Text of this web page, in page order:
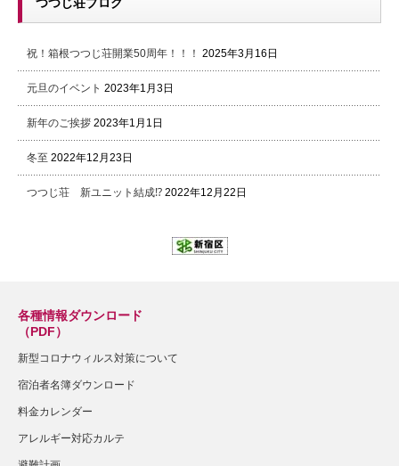
祝！箱根つつじ荘開業50周年！！！ 2025年3月16日
元旦のイベント 2023年1月3日
新年のご挨拶 2023年1月1日
冬至 2022年12月23日
つつじ荘 新ユニット結成⁉ 2022年12月22日
各種情報ダウンロード
（PDF）
新型コロナウィルス対策について
宿泊者名簿ダウンロード
料金カレンダー
アレルギー対応カルテ